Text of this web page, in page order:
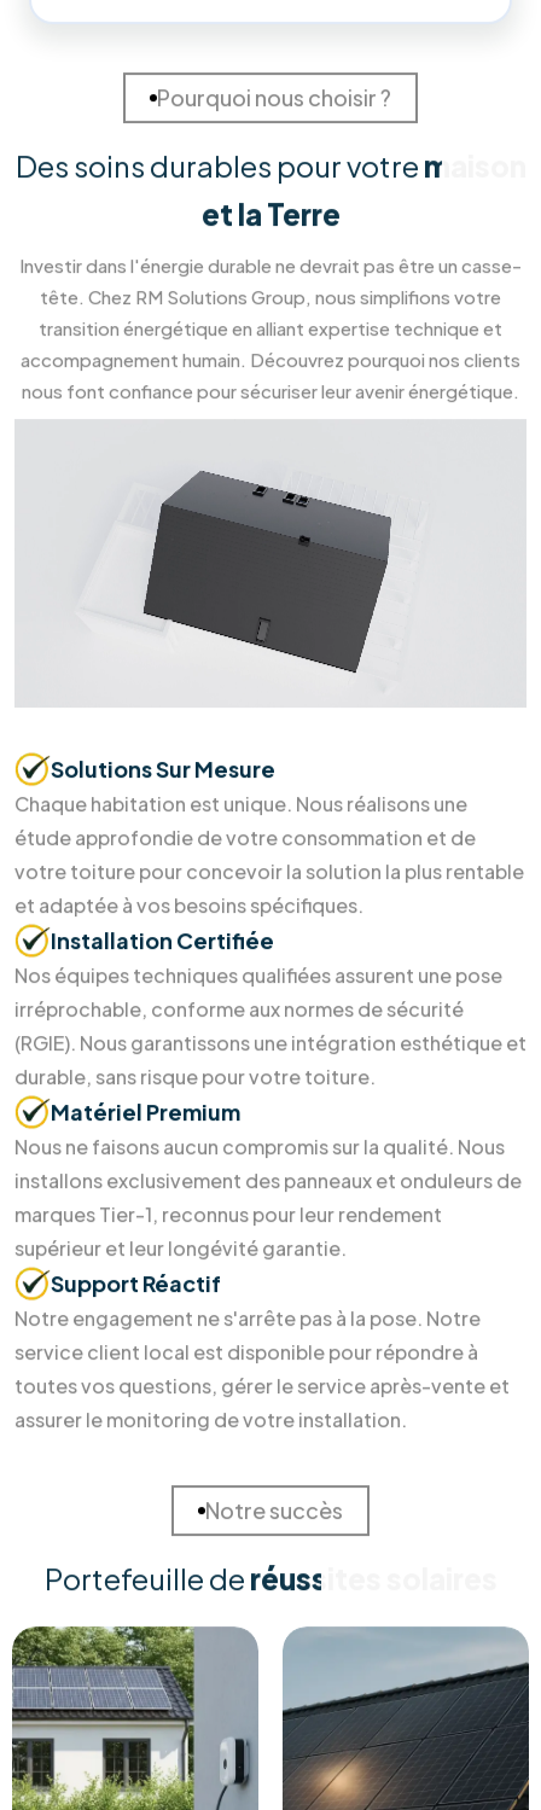
Installations Réalisées Projets terminés
98%
Clients Satisfaits
rendez-vous
Soumettre maintenant
Pourquoi nous choisir ?
Des soins durables pour votremaison
et la Terre
Investir dans l'énergie durable ne devrait pas être un casse-
tête. Chez RM Solutions Group, nous simplifions votre
accompagnement humain. Découvrez pourquoi nos clients